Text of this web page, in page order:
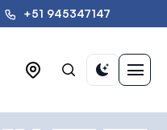
+51 945347147